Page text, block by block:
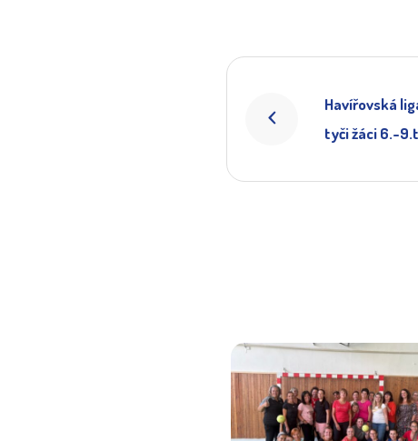
Havířovská
tyči žáci 6.-